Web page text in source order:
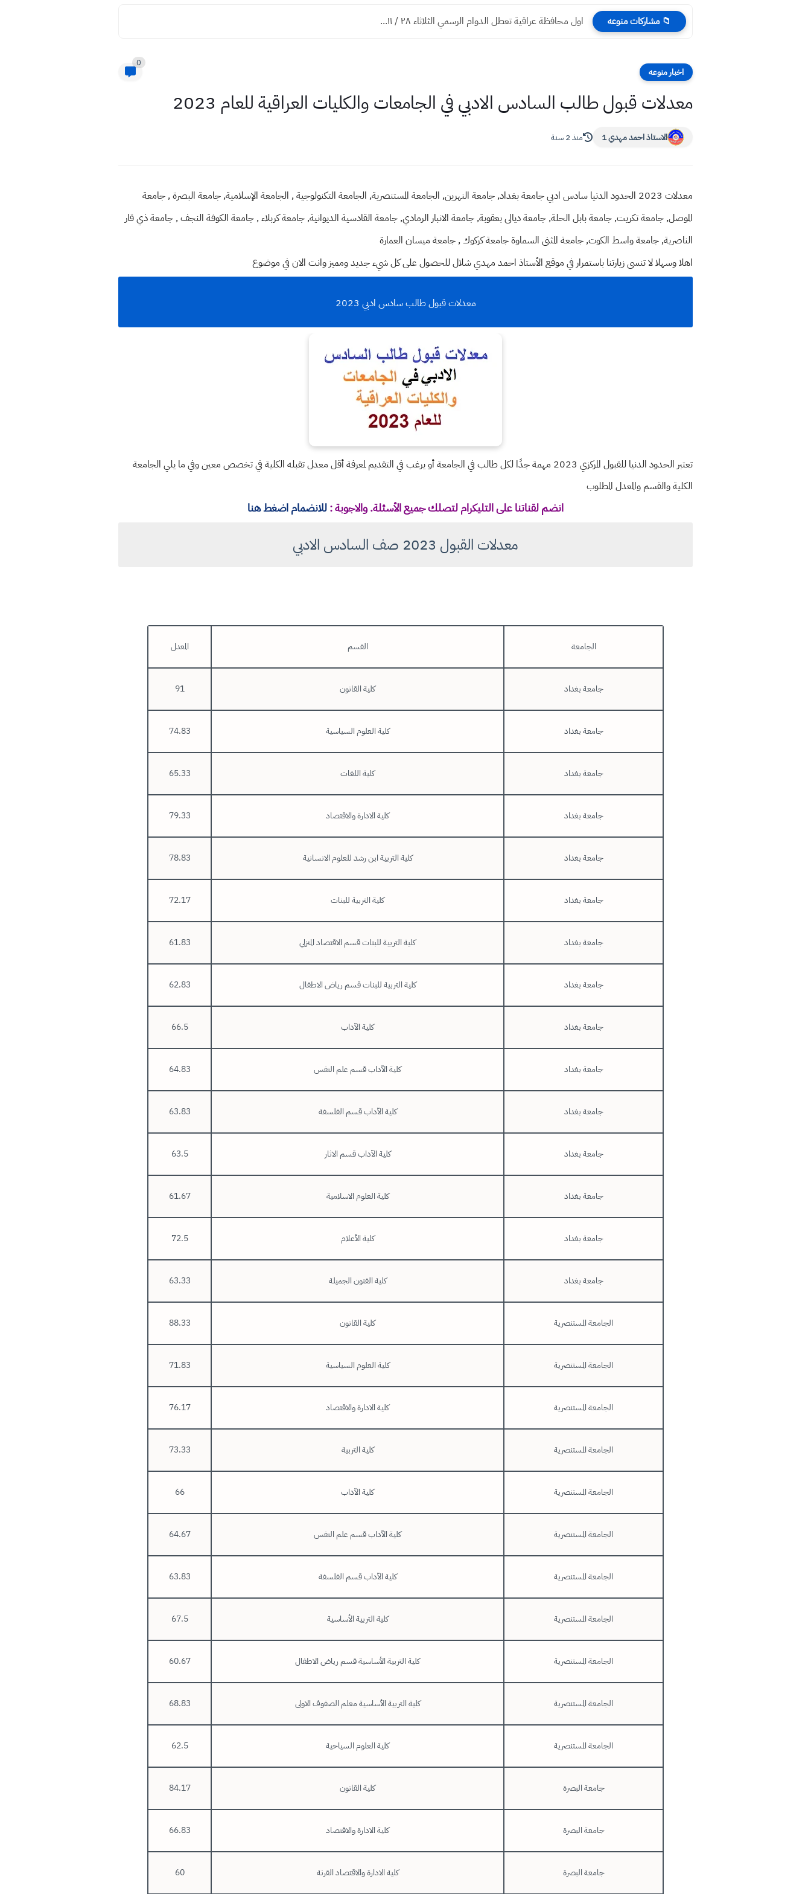
📁 مشاركات منوعه اول محافظة عراقية تعطل الدوام الرسمي الثلاثاء ٢٨ / ١١...
اخبار منوعه
0
معدلات قبول طالب السادس الادبي في الجامعات والكليات العراقية للعام 2023
الاستاذ احمد مهدي 1 منذ 2 سنة
معدلات 2023 الحدود الدنيا سادس ادبي جامعة بغداد, جامعة النهرين, الجامعة المستنصرية, الجامعة التكنولوجية , الجامعة الإسلامية, جامعة البصرة , جامعة
الموصل, جامعة تكريت, جامعة بابل الحلة, جامعة ديالى بعقوبة, جامعة الانبار الرمادي, جامعة القادسية الديوانية, جامعة كربلاء , جامعة الكوفة النجف , جامعة ذي قار
الناصرية, جامعة واسط الكوت, جامعة المثنى السماوة جامعة كركوك , جامعة ميسان العمارة
اهلا وسهلالا تنسى زيارتنا باستمرار في موقع الأستاذ احمد مهدي شلال للحصول على كل شيء جديد ومميز وانت الان في موضوع
معدلات قبول طالب سادس ادبي 2023
تعتبر الحدود الدنيا للقبول المركزي 2023 مهمة جدًا لكل طالب في الجامعة أو يرغب في التقديم لمعرفة أقل معدل تقبله الكلية في تخصص معين وفي ما يلي الجامعة
الكلية والقسم والمعدل المطلوب
انضم لقناتنا على التليكرام لتصلك جميع الأسئلة. والاجوبة :للانضمام اضغط هنا
معدلات القبول 2023 صف السادس الادبي
الجامعة القسم المعدل
جامعة بغداد كلية القانون 91
جامعة بغداد كلية العلوم السياسية 74.83
جامعة بغداد كلية اللغات 65.33
جامعة بغداد كلية الادارة والاقتصاد 79.33
جامعة بغداد كلية التربية ابن رشد للعلوم الانسانية 78.83
جامعة بغداد كلية التربية للبنات 72.17
جامعة بغداد كلية التربية للبنات قسم الاقتصاد المنزلي 61.83
جامعة بغداد كلية التربية للبنات قسم رياض الاطفال 62.83
جامعة بغداد كلية الآداب 66.5
جامعة بغداد كلية الآداب قسم علم النفس 64.83
جامعة بغداد كلية الآداب قسم الفلسفة 63.83
جامعة بغداد كلية الآداب قسم الاثار 63.5
جامعة بغداد كلية العلوم الاسلامية 61.67
جامعة بغداد كلية الأعلام 72.5
جامعة بغداد كلية الفنون الجميلة 63.33
الجامعة المستنصرية كلية القانون 88.33
الجامعة المستنصرية كلية العلوم السياسية 71.83
الجامعة المستنصرية كلية الادارة والاقتصاد 76.17
الجامعة المستنصرية كلية التربية 73.33
الجامعة المستنصرية كلية الآداب 66
الجامعة المستنصرية كلية الآداب قسم علم النفس 64.67
الجامعة المستنصرية كلية الآداب قسم الفلسفة 63.83
الجامعة المستنصرية كلية التربية الأساسية 67.5
الجامعة المستنصرية كلية التربية الأساسية قسم رياض الاطفال 60.67
الجامعة المستنصرية كلية التربية الأساسية معلم الصفوف الاولى 68.83
الجامعة المستنصرية كلية العلوم السياحية 62.5
جامعة البصرة كلية القانون 84.17
جامعة البصرة كلية الادارة والاقتصاد 66.83
جامعة البصرة كلية الادارة والاقتصاد القرنة 60